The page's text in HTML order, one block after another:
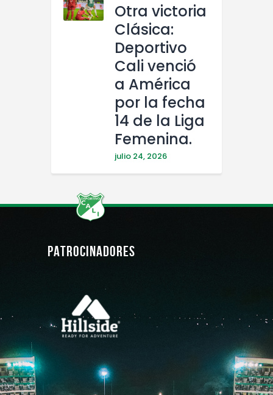
Otra victoria
Clásica:
Deportivo
Cali venció
a América
por la fecha
14 de la Liga
Femenina.
julio 24, 2026
PATROCINADORES